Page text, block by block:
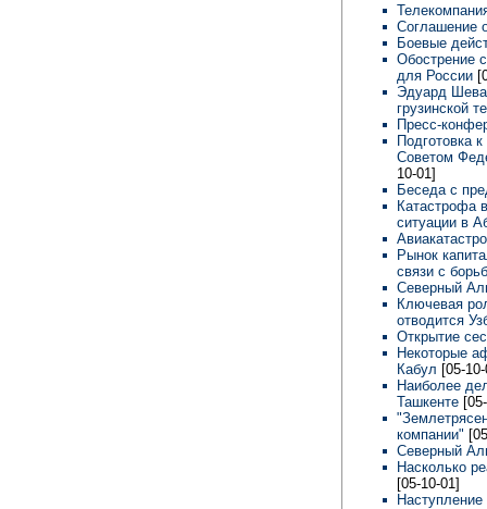
Соглашение
Боевые
Обострение
для России
Эдуард
грузинской
Пресс-
Подготовка
Советом
10-01]
Беседа с
Катастрофа
ситуации в
Рынок
связи с
Северный
Ключевая
отводится
Открытие
Некоторые
Кабул [05-
Наиболее
Ташкенте
компании"
Северный
Насколько
[05-10-01]